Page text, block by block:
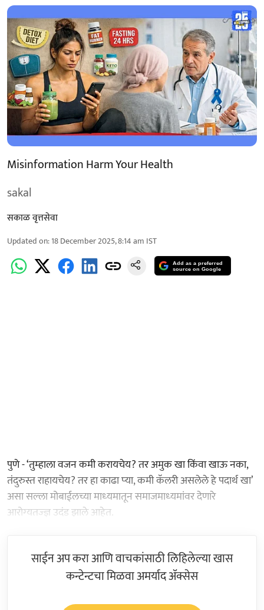
Misinformation Harm Your Health
sakal
सकाळ वृत्तसेवा
Updated on:18 December 2025, 8:14 am IST
Add as a preferred
source on Google
पुणे - ‘तुम्‍हाला वजन कमी करायचेय? तर अमुक खा किंवा खाऊ नका,
तंदुरुस्त राहायचेय? तर हा काढा प्‍या, कमी कॅलरी असलेले हे पदार्थ खा’
असा सल्‍ला मोबाईलच्या माध्‍यमातून समाजमाध्‍यमांवर देणारे
आरोग्‍यतज्‍ज्ञ उदंड झाले आहेत.
साईन अप करा आणि वाचकांसाठी लिहिलेल्या खास
कन्टेन्टचा मिळवा अमर्याद ॲक्सेस